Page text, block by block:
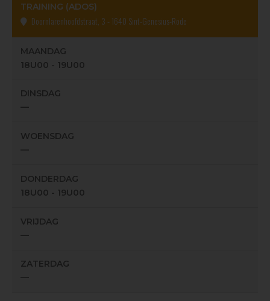
TRAINING (ADOS)
Doornlarenhoofdstraat, 3 - 1640 Sint-Genesius-Rode
MAANDAG
18U00 - 19U00
DINSDAG
—
WOENSDAG
—
DONDERDAG
18U00 - 19U00
VRIJDAG
—
ZATERDAG
—